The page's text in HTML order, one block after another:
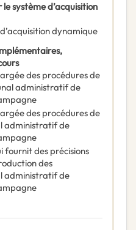
système d’acquisition
dynamique
des procédures de
administratif de
des procédures de
administratif de
fournit des précisions
des
administratif de